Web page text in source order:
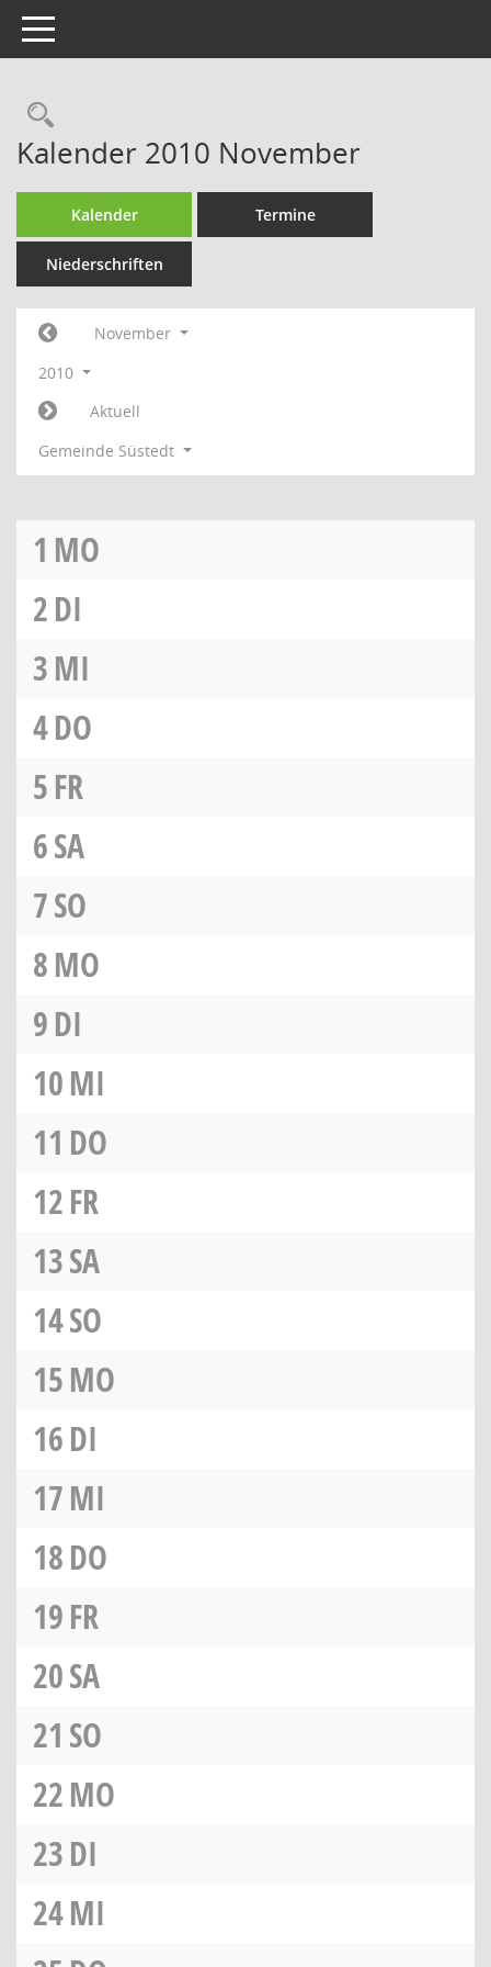
Toggle navigation
Rechercheauswahl
Kalender 2010 November
Kalender Termine
Niederschriften
November
2010
Aktuell
Gemeinde Süstedt
1 MO
2DI
3MI
4DO
5FR
6SA
7SO
8MO
9DI
10MI
11 DO
12FR
13SA
14SO
15MO
16DI
17MI
18DO
19FR
20SA
21 SO
22MO
23DI
24MI